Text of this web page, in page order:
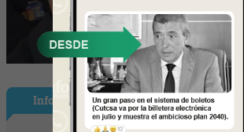
InfoNegocios Miami